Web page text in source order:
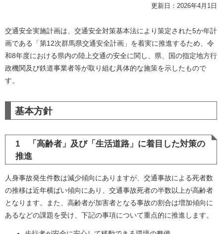
更新日：2026年4月1日
交通安全実施計画は、交通安全対策基本法により策定された5か年計
画である「第12次群馬県交通安全計画」を着実に推進するため、令
和8年度における県内の陸上交通の安全に関し、県、国の指定地方行
政機関及び鉄道事業者等が取り組む具体的な施策を示したもので
す。
基本方針
1 「高齢者」及び「生活道路」に着目した対策の
推進
人身事故発生件数は減少傾向にありますが、交通事故による死者数
の推移は近年横ばい傾向にあり、交通事故死者の半数以上が高齢者
となります。また、高齢者が加害者となる事故の割合は増加傾向に
あるなどの課題を受け、下記の事項について重点的に推進します。